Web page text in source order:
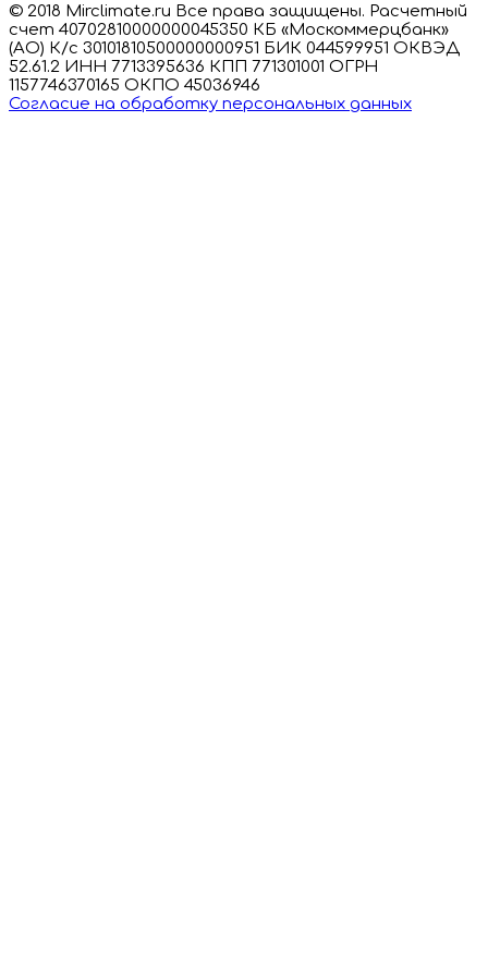
© 2018 Mirclimate.ru Все права защищены. Расчетный
счет 40702810000000045350 КБ «Москоммерцбанк»
(АО) К/с 30101810500000000951 БИК 044599951 ОКВЭД
52.61.2 ИНН 7713395636 КПП 771301001 ОГРН
1157746370165 ОКПО 45036946
Согласие на обработку персональных данных